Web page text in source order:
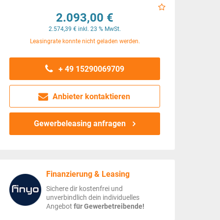
2.093,00 €
2.574,39 € inkl. 23 % MwSt.
Leasingrate konnte nicht geladen werden.
+ 49 15290069709
Anbieter kontaktieren
Gewerbeleasing anfragen
Finanzierung & Leasing
Sichere dir kostenfrei und
unverbindlich dein individuelles
Angebotfür Gewerbetreibende!